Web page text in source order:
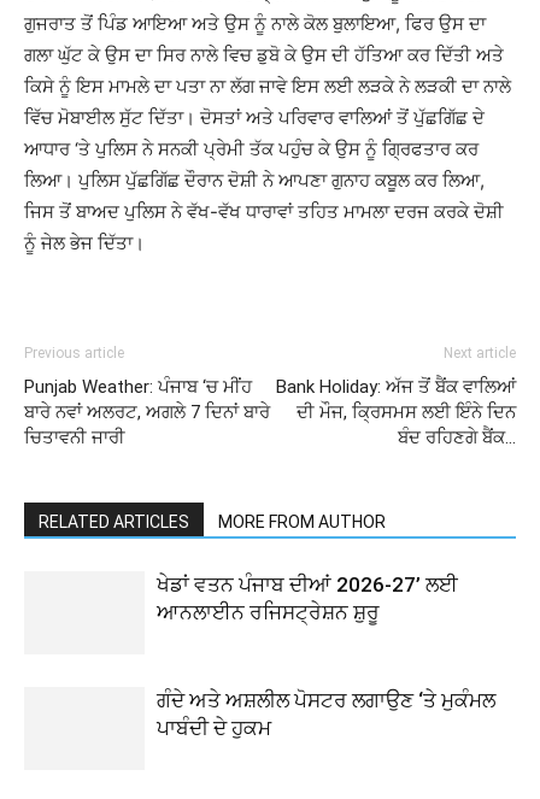
ਗੁਜਰਾਤ ਤੋਂ ਪਿੰਡ ਆਇਆ ਅਤੇ ਉਸ ਨੂੰ ਨਾਲੇ ਕੋਲ ਬੁਲਾਇਆ, ਫਿਰ ਉਸ ਦਾ
ਗਲਾ ਘੁੱਟ ਕੇ ਉਸ ਦਾ ਸਿਰ ਨਾਲੇ ਵਿਚ ਡੁਬੋ ਕੇ ਉਸ ਦੀ ਹੱਤਿਆ ਕਰ ਦਿੱਤੀ ਅਤੇ
ਕਿਸੇ ਨੂੰ ਇਸ ਮਾਮਲੇ ਦਾ ਪਤਾ ਨਾ ਲੱਗ ਜਾਵੇ ਇਸ ਲਈ ਲੜਕੇ ਨੇ ਲੜਕੀ ਦਾ ਨਾਲੇ
ਵਿੱਚ ਮੋਬਾਈਲ ਸੁੱਟ ਦਿੱਤਾ। ਦੋਸਤਾਂ ਅਤੇ ਪਰਿਵਾਰ ਵਾਲਿਆਂ ਤੋਂ ਪੁੱਛਗਿੱਛ ਦੇ
ਆਧਾਰ ‘ਤੇ ਪੁਲਿਸ ਨੇ ਸਨਕੀ ਪ੍ਰੇਮੀ ਤੱਕ ਪਹੁੰਚ ਕੇ ਉਸ ਨੂੰ ਗ੍ਰਿਫਤਾਰ ਕਰ
ਲਿਆ। ਪੁਲਿਸ ਪੁੱਛਗਿੱਛ ਦੌਰਾਨ ਦੋਸ਼ੀ ਨੇ ਆਪਣਾ ਗੁਨਾਹ ਕਬੂਲ ਕਰ ਲਿਆ,
ਜਿਸ ਤੋਂ ਬਾਅਦ ਪੁਲਿਸ ਨੇ ਵੱਖ-ਵੱਖ ਧਾਰਾਵਾਂ ਤਹਿਤ ਮਾਮਲਾ ਦਰਜ ਕਰਕੇ ਦੋਸ਼ੀ
ਨੂੰ ਜੇਲ ਭੇਜ ਦਿੱਤਾ।
Previous article
Punjab Weather: ਪੰਜਾਬ ‘ਚ ਮੀਂਹ
ਬਾਰੇ ਨਵਾਂ ਅਲਰਟ, ਅਗਲੇ 7 ਦਿਨਾਂ ਬਾਰੇ
ਚਿਤਾਵਨੀ ਜਾਰੀ
Next article
Bank Holiday: ਅੱਜ ਤੋਂ ਬੈਂਕ ਵਾਲਿਆਂ
ਦੀ ਮੌਜ, ਕ੍ਰਿਸਮਸ ਲਈ ਇੰਨੇ ਦਿਨ
ਬੰਦ ਰਹਿਣਗੇ ਬੈਂਕ…
RELATED ARTICLES MORE FROM AUTHOR
ਖੇਡਾਂ ਵਤਨ ਪੰਜਾਬ ਦੀਆਂ 2026-27’ ਲਈ
ਆਨਲਾਈਨ ਰਜਿਸਟ੍ਰੇਸ਼ਨ ਸ਼ੁਰੂ
ਗੰਦੇ ਅਤੇ ਅਸ਼ਲੀਲ ਪੋਸਟਰ ਲਗਾਉਣ ‘ਤੇ ਮੁਕੰਮਲ
ਪਾਬੰਦੀ ਦੇ ਹੁਕਮ